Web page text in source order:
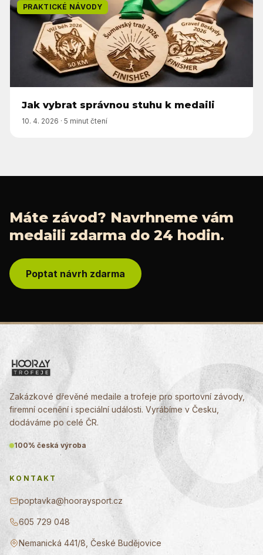
PRAKTICKÉ NÁVODY
Jak vybrat správnou stuhu k medaili
10. 4. 2026 · 5 minut čtení
Máte závod? Navrhneme vám
medaili zdarma do 24 hodin.
Poptat návrh zdarma
Zakázkové dřevěné medaile a trofeje pro sportovní závody,
firemní ocenění i speciální události. Vyrábíme v Česku,
dodáváme po celé ČR.
100% česká výroba
KONTAKT
poptavka@hooraysport.cz
605 729 048
Nemanická 441/8, České Budějovice